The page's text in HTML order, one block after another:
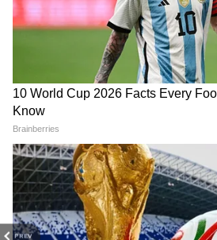
PREV
নম্বর দিয়ে OTP ভেরিফাই
হাই-স্পিড ইন্টারনেট একদম
করতে পারবেন (train
India)।